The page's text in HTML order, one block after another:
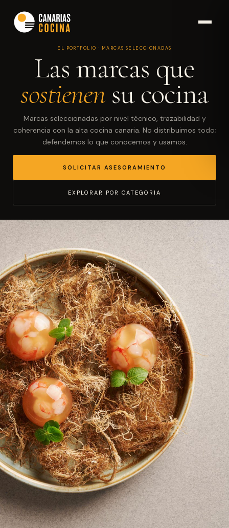
EL PORTFOLIO · MARCAS SELECCIONADAS
Las marcas que
sostienen su cocina
Marcas seleccionadas por nivel técnico, trazabilidad y
coherencia con la alta cocina canaria. No distribuimos todo;
defendemos lo que conocemos y usamos.
SOLICITAR ASESORAMIENTO
EXPLORAR POR CATEGORIA